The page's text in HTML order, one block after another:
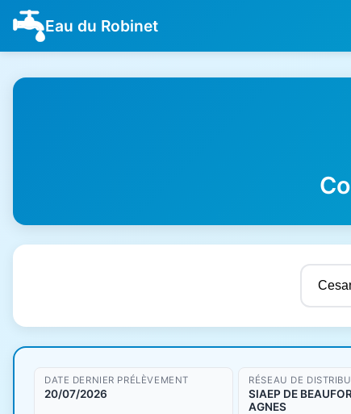
Eau du Robinet
Résultats de qualité de l'eau
DATE DERNIER PRÉLÈVEMENT
20/07/2026
RÉSEAU DE
SIAEP DE
AGNES